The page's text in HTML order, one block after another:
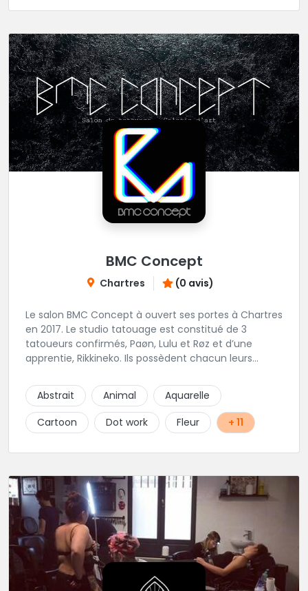
BMC Concept
Chartres (0 avis)
Le salon BMC Concept à ouvert ses portes à Chartres
en 2017. Le studio tatouage est constitué de 3
tatoueurs confirmés, Paøn, Lulu et Røz et d’une
apprentie, Rikkineko. Ils possèdent chacun leurs
souhaitant se faire tatouer de pouvoir construire un
projet entièrement personnalisé. Une pierceuse est
présente en Guest environ une semaine par mois au
salon.
Abstrait Animal
Aquarelle
Cartoon
Dot work Fleur + 11